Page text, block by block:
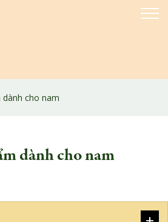
dành cho nam
dành cho nam